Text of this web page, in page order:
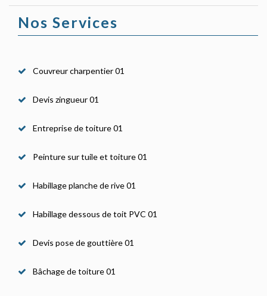
Nos Services
Couvreur charpentier 01
Devis zingueur 01
Entreprise de toiture 01
Peinture sur tuile et toiture 01
Habillage planche de rive 01
Habillage dessous de toit PVC 01
Devis pose de gouttière 01
Bâchage de toiture 01